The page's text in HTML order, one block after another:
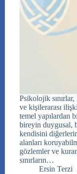
Psikolojik
ve kişilerarası
temel yapılardan
bireyin duygusal,
kendisini
alanları
gözlemler ve
sınırların…
Ersin Terzi